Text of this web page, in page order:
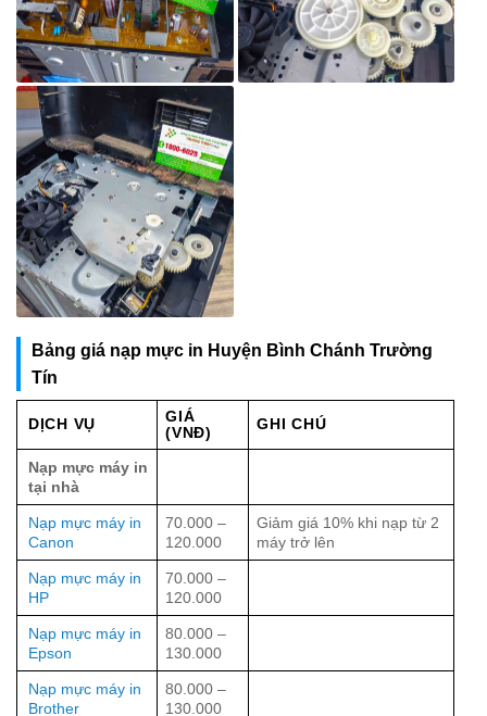
Bảng giá nạp mực in Huyện Bình Chánh Trường
Tín
DỊCH VỤ
GIÁ
(VNĐ)
GHI CHÚ
Nạp mực máy in
tại nhà
Nạp mực máy in
Canon
70.000 –
120.000
Giảm giá 10% khi nạp từ 2
máy trở lên
Nạp mực máy in
HP
70.000 –
120.000
Nạp mực máy in
Epson
80.000 –
130.000
Nạp mực máy in
Brother
80.000 –
130.000